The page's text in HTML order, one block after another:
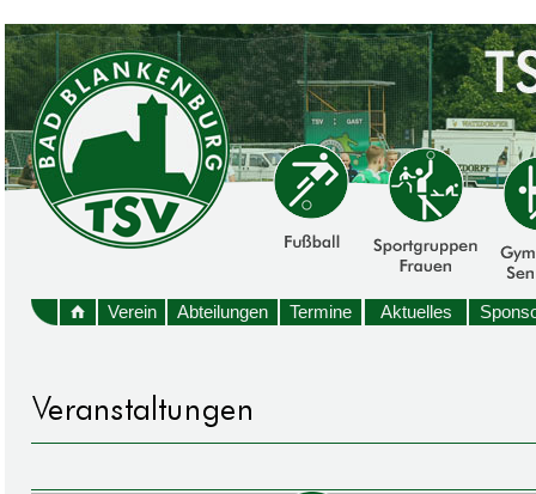
Verein Abteilungen Termine Aktuelles